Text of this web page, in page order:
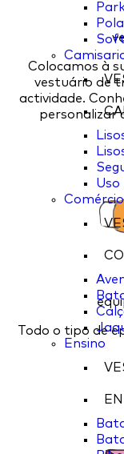
Ensino
Colocamos à
vestuário de
actividade.
personalizar
Todo o tipo de